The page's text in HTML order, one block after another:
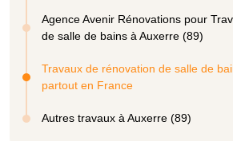
Agence Avenir Rénovations pour
de salle de bains à Auxerre (89)
Travaux de rénovation de salle de
partout en France
Autres travaux à Auxerre (89)